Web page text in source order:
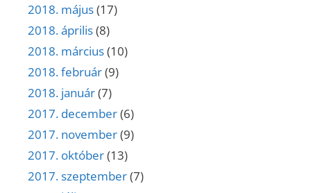
2018. május(17)
2018. április(8)
2018. március(10)
2018. február(9)
2018. január(7)
2017. december(6)
2017. november(9)
2017. október(13)
2017. szeptember(7)